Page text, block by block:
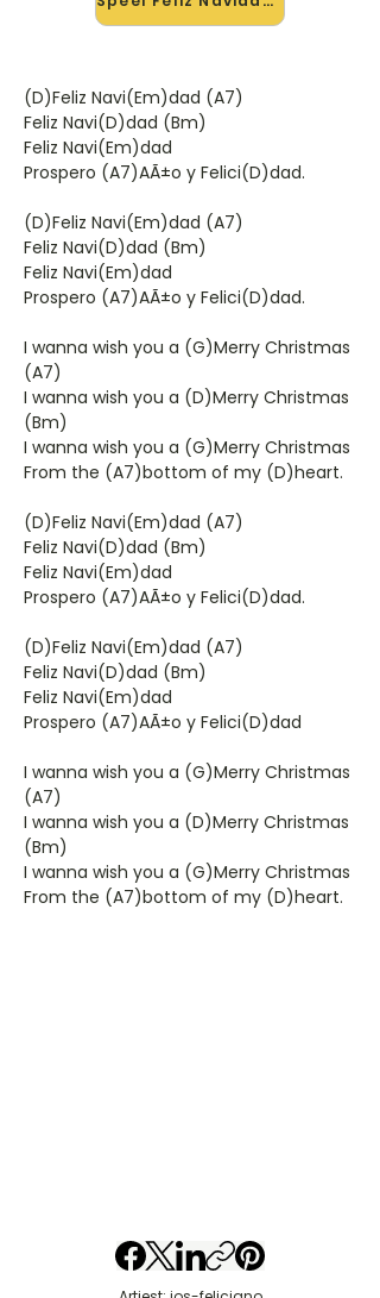
(D)Feliz Navi(Em)dad (A7)
Feliz Navi(D)dad (Bm)
Feliz Navi(Em)dad
Prospero (A7)AÃ±o y Felici(D)dad.
(D)Feliz Navi(Em)dad (A7)
Feliz Navi(D)dad (Bm)
Feliz Navi(Em)dad
Prospero (A7)AÃ±o y Felici(D)dad.
I wanna wish you a (G)Merry Christmas
(A7)
I wanna wish you a (D)Merry Christmas
(Bm)
I wanna wish you a (G)Merry Christmas
From the (A7)bottom of my (D)heart.
(D)Feliz Navi(Em)dad (A7)
Feliz Navi(D)dad (Bm)
Feliz Navi(Em)dad
Prospero (A7)AÃ±o y Felici(D)dad.
(D)Feliz Navi(Em)dad (A7)
Feliz Navi(D)dad (Bm)
Feliz Navi(Em)dad
Prospero (A7)AÃ±o y Felici(D)dad
I wanna wish you a (G)Merry Christmas
(A7)
I wanna wish you a (D)Merry Christmas
(Bm)
I wanna wish you a (G)Merry Christmas
From the (A7)bottom of my (D)heart.